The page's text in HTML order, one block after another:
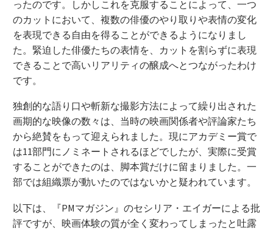
ったのです。しかしこれを克服することによって、一つ
のカットにおいて、複数の俳優のやり取りや表情の変化
を表現できる自由を得ることができるようになりまし
た。緊迫した俳優たちの表情を、カットを割らずに表現
できることで高いリアリティの醸成へとつながったわけ
です。
独創的な語り口や斬新な撮影方法によって繰り出された
画期的な映像の数々は、当時の映画関係者や評論家たち
から絶賛をもって迎えられました。現にアカデミー賞で
は11部門にノミネートされるほどでしたが、実際に受賞
することができたのは、脚本賞だけに留まりました。一
部では組織票が動いたのではないかと疑われています。
以下は、『PMマガジン』のセシリア・エイガーによる批
評ですが、映画体験の質が全く変わってしまったと吐露